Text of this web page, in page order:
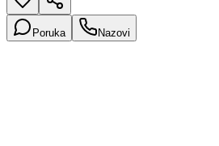
Poruka Nazovi